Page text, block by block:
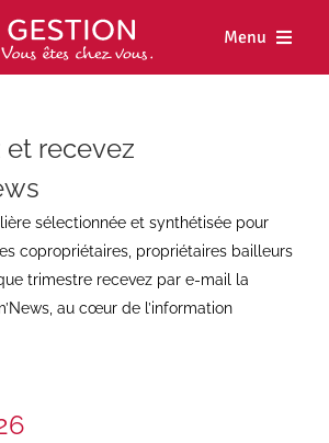
Menu
Nos biens
et recevez
sélectionnée et synthétisée pour
copropriétaires, propriétaires bailleurs
trimestre recevez par e-mail la
au cœur de l’information